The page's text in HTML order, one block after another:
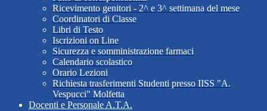
Ricevimento genitori - 2^ e 3^ settimana del mese
Coordinatori di Classe
Libri di Testo
Iscrizioni on Line
Sicurezza e somministrazione farmaci
Calendario scolastico
Orario Lezioni
Richiesta trasferimenti Studenti presso IISS "A.
Vespucci" Molfetta
Docenti e Personale A.T.A.